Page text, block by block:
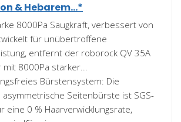
& Hebarem...*
8000Pa Saugkraft, verbessert von
für unübertroffene
entfernt der roborock QV 35A
mit 8000Pa starker...
Bürstensystem: Die
Seitenbürste ist SGS-
eine 0 % Haarverwicklungsrate,